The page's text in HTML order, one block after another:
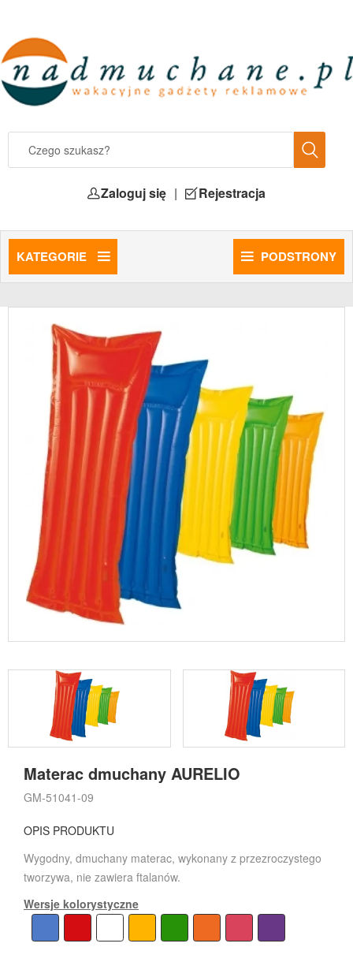
Zaloguj się | Rejestracja
KATEGORIE PODSTRONY
Materac dmuchany AURELIO
GM-51041-09
OPIS PRODUKTU
Wygodny, dmuchany materac, wykonany z przezroczystego
tworzywa, nie zawiera ftalanów.
Wersje kolorystyczne